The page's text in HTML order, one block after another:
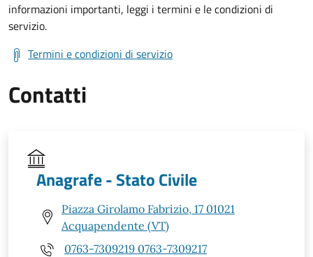
informazioni importanti, leggi i termini e le condizioni di
servizio.
Termini e condizioni di servizio
Contatti
Anagrafe - Stato Civile
Piazza Girolamo Fabrizio, 17 01021
Acquapendente (VT)
0763-7309219 0763-7309217